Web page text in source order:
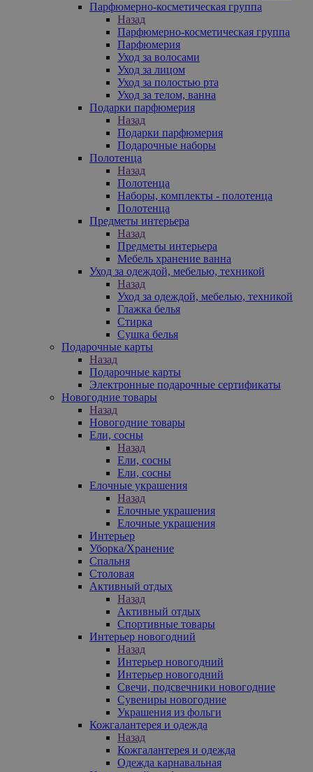
Парфюмерно-косметическая группа
Назад
Парфюмерно-косметическая группа
Парфюмерия
Уход за волосами
Уход за лицом
Уход за полостью рта
Уход за телом, ванна
Подарки парфюмерия
Назад
Подарки парфюмерия
Подарочные наборы
Полотенца
Назад
Полотенца
Наборы, комплекты - полотенца
Полотенца
Предметы интерьера
Назад
Предметы интерьера
Мебель хранение ванна
Уход за одеждой, мебелью, техникой
Назад
Уход за одеждой, мебелью, техникой
Глажка белья
Стирка
Сушка белья
Подарочные карты
Назад
Подарочные карты
Электронные подарочные сертификаты
Новогодние товары
Назад
Новогодние товары
Ели, сосны
Назад
Ели, сосны
Ели, сосны
Елочные украшения
Назад
Елочные украшения
Елочные украшения
Интерьер
Уборка/Хранение
Спальня
Столовая
Активный отдых
Назад
Активный отдых
Спортивные товары
Интерьер новогодний
Назад
Интерьер новогодний
Интерьер новогодний
Свечи, подсвечники новогодние
Сувениры новогодние
Украшения из фольги
Кожгалантерея и одежда
Назад
Кожгалантерея и одежда
Одежда карнавальная